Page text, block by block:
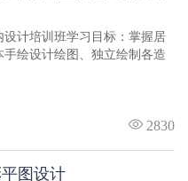
设计培训班学习目标：掌握居
手绘设计绘图、独立绘制各造
2830
图设计